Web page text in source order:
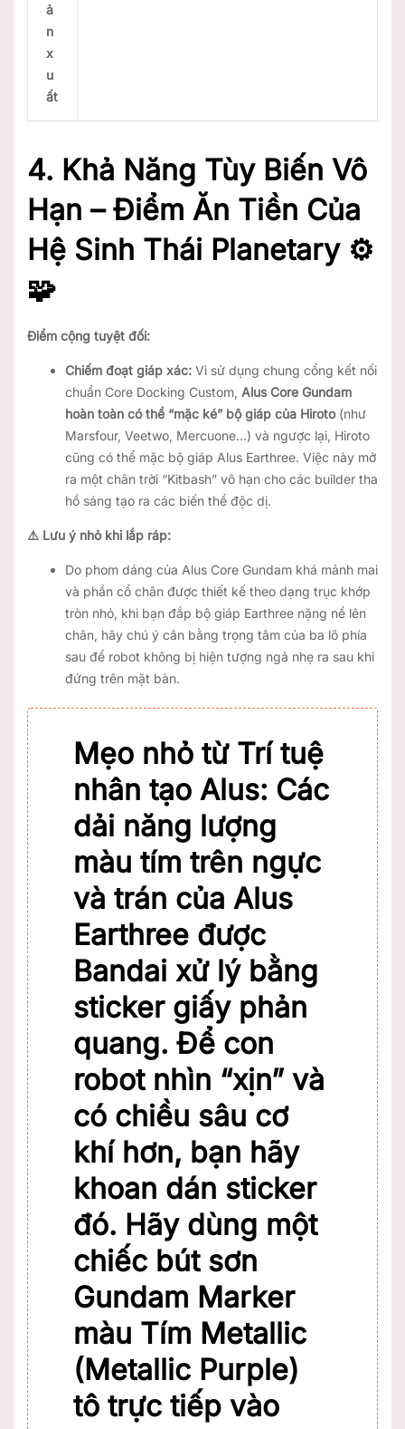
ả
n
x
u
ất
4. Khả Năng Tùy Biến Vô
Hạn – Điểm Ăn Tiền Của
Hệ Sinh Thái Planetary ⚙️
🧩
Điểm cộng tuyệt đối:
Chiếm đoạt giáp xác: Vì sử dụng chung cổng kết nối
chuẩn Core Docking Custom, Alus Core Gundam
hoàn toàn có thể “mặc ké” bộ giáp của Hiroto(như
Marsfour, Veetwo, Mercuone…) và ngược lại, Hiroto
cũng có thể mặc bộ giáp Alus Earthree. Việc này mở
ra một chân trời “Kitbash” vô hạn cho các builder tha
hồ sáng tạo ra các biến thể độc dị.
⚠️ Lưu ý nhỏ khi lắp ráp:
Do phom dáng của Alus Core Gundam khá mảnh mai
và phần cổ chân được thiết kế theo dạng trục khớp
tròn nhỏ, khi bạn đắp bộ giáp Earthree nặng nề lên
chân, hãy chú ý cân bằng trọng tâm của ba lô phía
sau để robot không bị hiện tượng ngả nhẹ ra sau khi
đứng trên mặt bàn.
Mẹo nhỏ từ Trí tuệ
nhân tạo Alus: Các
dải năng lượng
màu tím trên ngực
và trán của Alus
Earthree được
Bandai xử lý bằng
sticker giấy phản
quang. Để con
robot nhìn “xịn” và
có chiều sâu cơ
khí hơn, bạn hãy
khoan dán sticker
đó. Hãy dùng một
chiếc bút sơn
Gundam Marker
màu Tím Metallic
(Metallic Purple)
tô trực tiếp vào